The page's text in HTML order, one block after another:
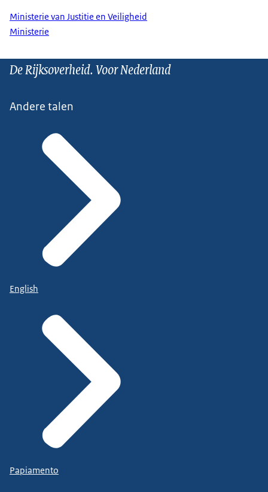
Ministerie van Justitie en Veiligheid
Ministerie
De Rijksoverheid. Voor Nederland
Andere talen
English
Papiamento